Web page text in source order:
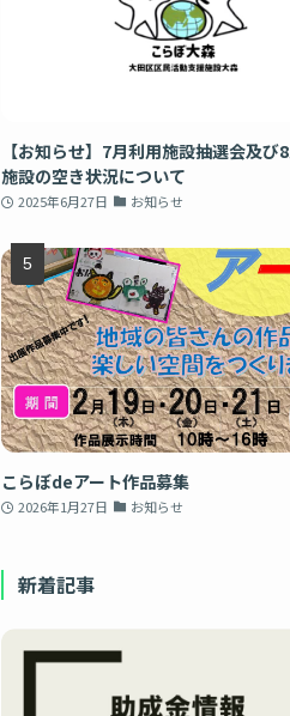
【お知らせ】7月利用施設抽選会及び
施設の空き状況について
2025年6月27日 お知らせ
こらぼdeアート作品募集
2026年1月27日 お知らせ
新着記事